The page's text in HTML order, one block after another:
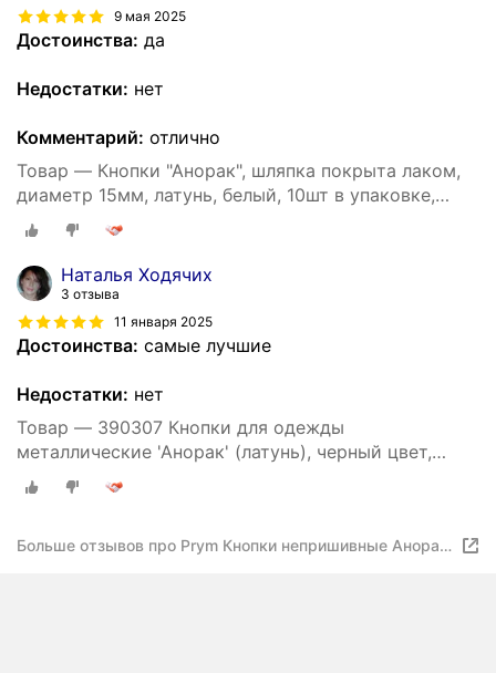
9 мая 2025
Достоинства: да
Недостатки: нет
Комментарий: отлично
Товар — Кнопки "Анорак", шляпка покрыта лаком,
диаметр 15мм, латунь, белый, 10шт в упаковке,
Prym, 390306
Наталья Ходячих
3 отзыва
11 января 2025
Достоинства: самые лучшие
Недостатки: нет
Товар — 390307 Кнопки для одежды
металлические 'Анорак' (латунь), черный цвет,
15мм Prym, 10 шт
Больше отзывов про Prym Кнопки непришивные Анорак